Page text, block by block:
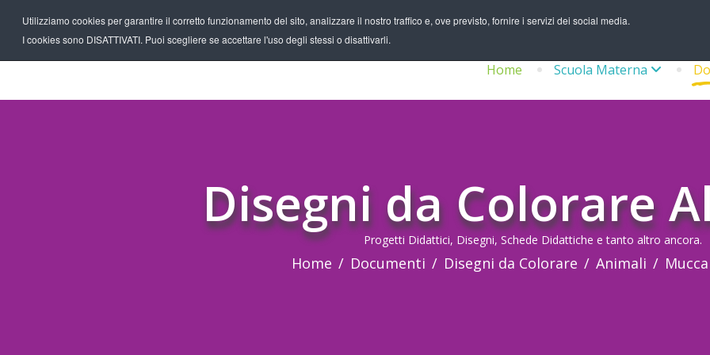
Utilizziamo cookies per garantire il corretto funzionamento del sito, analizzare il nostro traffico e, ove previsto, fornire i servizi dei social media.
I cookies sono DISATTIVATI. Puoi scegliere se accettare l'uso degli stessi o disattivarli.
Home Scuola Materna
Disegni da Colorare
Progetti Didattici, Disegni, Schede Didattiche e tanto altro ancora.
Home Documenti Disegni da Colorare Animali